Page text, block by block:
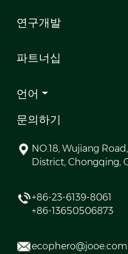
연구개발
파트너십
언어
문의하기
NO.18, Wujiang
District, Chongqing,
+86-23-6139-8061
+86-13650506873